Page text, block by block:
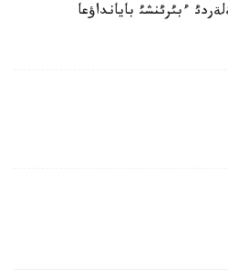
ءبئرئنشئ بايانداؤعا